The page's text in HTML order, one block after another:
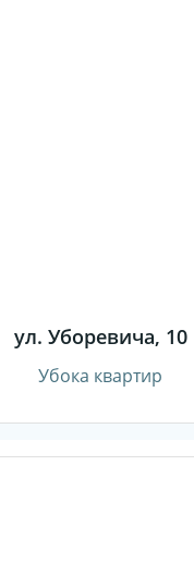
ул. Уборевича, 10
Убока квартир